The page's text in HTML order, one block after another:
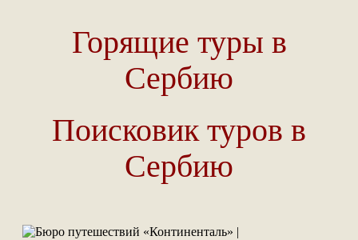
Горящие туры в
Сербию
Поисковик туров в
Сербию